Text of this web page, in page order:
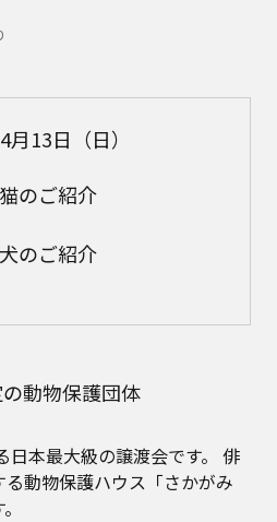
13日（日）
のご紹介
のご紹介
動物保護団体
本最大級の譲渡会です。 俳
動物保護ハウス「さかがみ